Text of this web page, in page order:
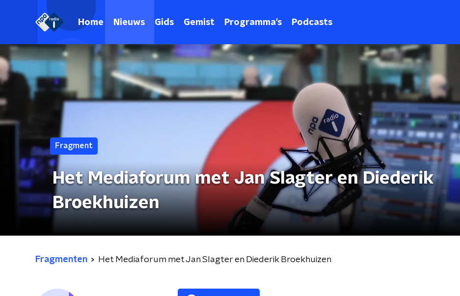
Home Nieuws Gids Gemist Programma's Podcasts
Fragment
Het Mediaforum met Jan Slagter en Diederik
Broekhuizen
Fragmenten Het Mediaforum met Jan Slagter en Diederik Broekhuizen